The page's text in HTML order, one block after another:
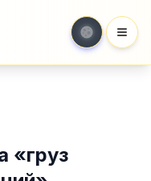
«груз